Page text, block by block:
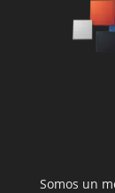
Somos un